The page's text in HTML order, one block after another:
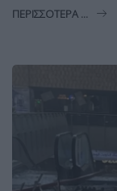
ΠΕΡΙΣΣΌΤΕΡΑ ...